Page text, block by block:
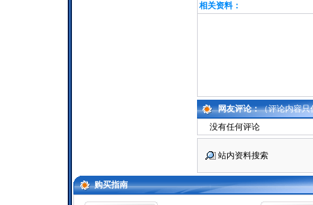
相关资料：
网友评论：（评论内容只
没有任何评论
站内资料搜索
购买指南